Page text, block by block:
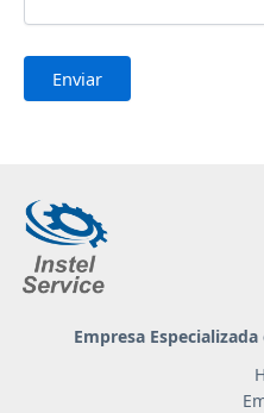
Empresa Especializada